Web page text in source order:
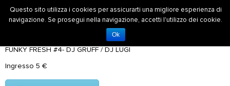
FUNKY FRESH #4- DJ GRUFF / DJ LUGI
Ingresso 5 €
Questo sito utilizza i cookies per assicurarti una migliore esperienza di
navigazione. Se prosegui nella navigazione, accetti l'utilizzo dei cookie.
Ok